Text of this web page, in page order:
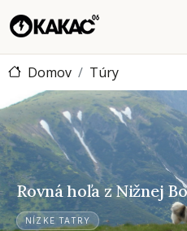
Domov Túry
Rovná hoľa z
Rovná hoľa z Nižnej
NÍZKE TATRY